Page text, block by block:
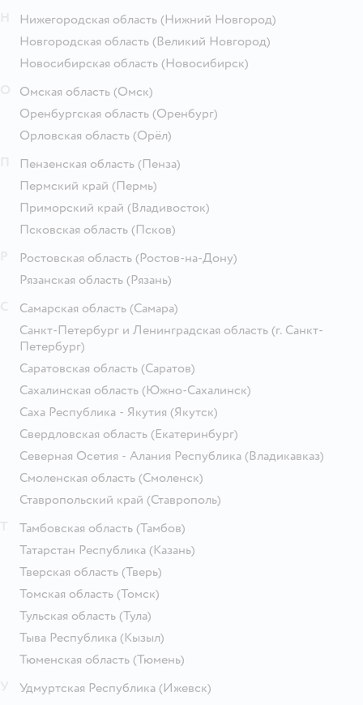
Нижегородская область (Нижний Новгород)
Новгородская область (Великий Новгород)
Новосибирская область (Новосибирск)
Омская область (Омск)
Оренбургская область (Оренбург)
Орловская область (Орёл)
Пензенская область (Пенза)
Пермский край (Пермь)
Приморский край (Владивосток)
Псковская область (Псков)
Ростовская область (Ростов-на-Дону)
Рязанская область (Рязань)
Самарская область (Самара)
Санкт-Петербург и Ленинградская область (г. Санкт-
Петербург)
Саратовская область (Саратов)
Сахалинская область (Южно-Сахалинск)
Саха Республика - Якутия (Якутск)
Свердловская область (Екатеринбург)
Северная Осетия - Алания Республика (Владикавказ)
Смоленская область (Смоленск)
Ставропольский край (Ставрополь)
Тамбовская область (Тамбов)
Татарстан Республика (Казань)
Тверская область (Тверь)
Томская область (Томск)
Тульская область (Тула)
Тыва Республика (Кызыл)
Тюменская область (Тюмень)
Удмуртская Республика (Ижевск)